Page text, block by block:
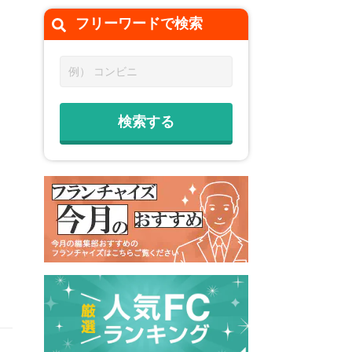
フリーワードで検索